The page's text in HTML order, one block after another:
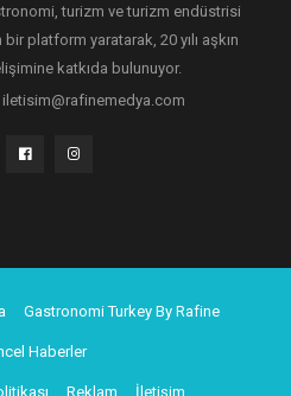
turizm ve turizm endüstrisi
platform yaratarak, 20 yılı aşkın
katkıda bulunuyor.
iletisim@rafinemedya.com
Gastronomi Turkey By Rafine
Haberler
Reklam İletişim